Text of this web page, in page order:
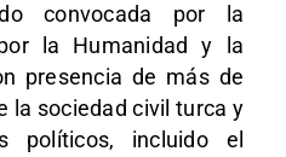
convocada por la
la Humanidad y la
presencia de más de
la sociedad civil turca y
políticos, incluido el